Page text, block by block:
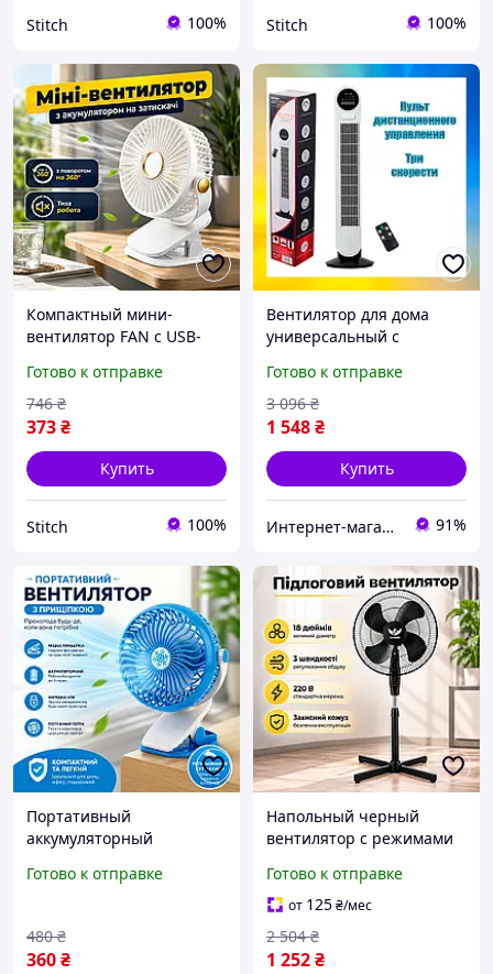
Stitch 100% Stitch 100%
Компактный мини-
вентилятор FAN с USB-
Аккамуляторный
вентилятор с тремя
скоростями для
путешествий
Готово к отправке
373₴
746 ₴
Купить
Stitch 100%
Вентилятор для дома
универсальный с
сложный портативный
вентилятор Zepline ZP-
139
Готово к отправке
1 548₴
3 096 ₴
Купить
Интернет-магазин "Fresh-shop" 91%
Портативный
аккумуляторный
Мини вентилятор с
универсальным
креплением
Готово к отправке
360₴
480 ₴
Напольный черный
вентилятор с режимами
вентилятор 3 скорости 18
дюймов Вентилятор на
пол для дачи и гостиной
Готово к отправке
от 125₴/мес
1 252₴
2 504 ₴